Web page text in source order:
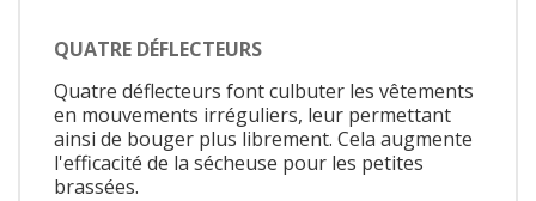
QUATRE DÉFLECTEURS
Quatre déflecteurs font culbuter les vêtements
en mouvements irréguliers, leur permettant
ainsi de bouger plus librement. Cela augmente
l'efficacité de la sécheuse pour les petites
brassées.